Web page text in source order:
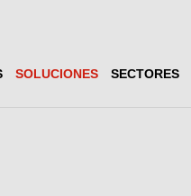
SOLUCIONES SECTORES